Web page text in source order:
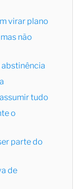
virar plano
não
tudo
o
parte do
de